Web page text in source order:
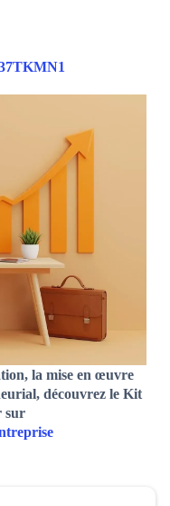
la mise en œuvre
découvrez le Kit
sur